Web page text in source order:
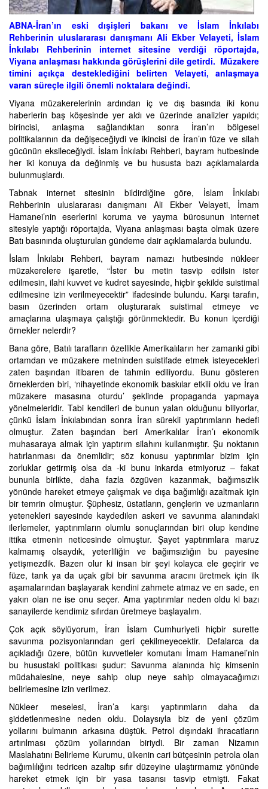
ABNA-İran’ın eski dışişleri bakanı ve İslam İnkılabı
Rehberinin uluslararası danışmanı Ali Ekber Velayeti, İslam
İnkılabı Rehberinin internet sitesine verdiği röportajda,
Viyana anlaşması hakkında görüşlerini dile getirdi. Müzakere
timini açıkça desteklediğini belirten Velayeti, anlaşmaya
varan süreçle ilgili önemli noktalara değindi.
Viyana müzakerelerinin ardından iç ve dış basında iki konu
haberlerin baş köşesinde yer aldı ve üzerinde analizler yapıldı;
birincisi, anlaşma sağlandıktan sonra İran’ın bölgesel
politikalarının da değişeceğiydi ve ikincisi de İran’ın füze ve silah
gücünün eksileceğiydi. İslam İnkılabı Rehberi, bayram hutbesinde
her iki konuya da değinmiş ve bu hususta bazı açıklamalarda
bulunmuşlardı.
Tabnak internet sitesinin bildirdiğine göre, İslam İnkılabı
Rehberinin uluslararası danışmanı Ali Ekber Velayeti, İmam
Hamanei’nin eserlerini koruma ve yayma bürosunun internet
sitesiyle yaptığı röportajda, Viyana anlaşması başta olmak üzere
Batı basınında oluşturulan gündeme dair açıklamalarda bulundu.
İslam İnkılabı Rehberi, bayram namazı hutbesinde nükleer
müzakerelere işaretle, “İster bu metin tasvip edilsin ister
edilmesin, ilahi kuvvet ve kudret sayesinde, hiçbir şekilde suistimal
edilmesine izin verilmeyecektir” ifadesinde bulundu. Karşı tarafın,
basın üzerinden ortam oluşturarak suistimal etmeye ve
amaçlarına ulaşmaya çalıştığı görünmektedir. Bu konun içerdiği
örnekler nelerdir?
Bana göre, Batılı tarafların özellikle Amerikalıların her zamanki gibi
ortamdan ve müzakere metninden suistifade etmek isteyecekleri
zaten başından itibaren de tahmin ediliyordu. Bunu gösteren
örneklerden biri, ‘nihayetinde ekonomik baskılar etkili oldu ve İran
müzakere masasına oturdu’ şeklinde propaganda yapmaya
yönelmeleridir. Tabi kendileri de bunun yalan olduğunu biliyorlar,
çünkü İslam İnkılabından sonra İran sürekli yaptırımların hedefi
olmuştur. Zaten başından beri Amerikalılar İran’ı ekonomik
muhasaraya almak için yaptırım silahını kullanmıştır. Şu noktanın
hatırlanması da önemlidir; söz konusu yaptırımlar bizim için
zorluklar getirmiş olsa da -ki bunu inkarda etmiyoruz – fakat
bununla birlikte, daha fazla özgüven kazanmak, bağımsızlık
yönünde hareket etmeye çalışmak ve dışa bağımlığı azaltmak için
bir temrin olmuştur. Şüphesiz, üstatların, gençlerin ve uzmanların
yetenekleri sayesinde kaydedilen askeri ve savunma alanındaki
ilerlemeler, yaptırımların olumlu sonuçlarından biri olup kendine
ittika etmenin neticesinde olmuştur. Şayet yaptırımlara maruz
kalmamış olsaydık, yeterliliğin ve bağımsızlığın bu payesine
yetişmezdik. Bazen olur ki insan bir şeyi kolayca ele geçirir ve
füze, tank ya da uçak gibi bir savunma aracını üretmek için ilk
aşamalarından başlayarak kendini zahmete atmaz ve en sade, en
yakın olan ne ise onu seçer. Ama yaptırımlar neden oldu ki bazı
sanayilerde kendimiz sıfırdan üretmeye başlayalım.
Çok açık söylüyorum, İran İslam Cumhuriyeti hiçbir surette
savunma pozisyonlarından geri çekilmeyecektir. Defalarca da
açıkladığı üzere, bütün kuvvetleler komutanı İmam Hamanei’nin
bu husustaki politikası şudur: Savunma alanında hiç kimsenin
müdahalesine, neye sahip olup neye sahip olmayacağımızı
belirlemesine izin verilmez.
Nükleer meselesi, İran’a karşı yaptırımların daha da
şiddetlenmesine neden oldu. Dolaysıyla biz de yeni çözüm
yollarını bulmanın arkasına düştük. Petrol dışındaki ihracatların
artırılması çözüm yollarından biriydi. Bir zaman Nizamın
Maslahatını Belirleme Kurumu, ülkenin cari bütçesinin petrola olan
bağımlılığını tedricen azaltıp sıfır düzeyine ulaştırmamız yönünde
hareket etmek için bir yasa tasarısı tasvip etmişti. Fakat